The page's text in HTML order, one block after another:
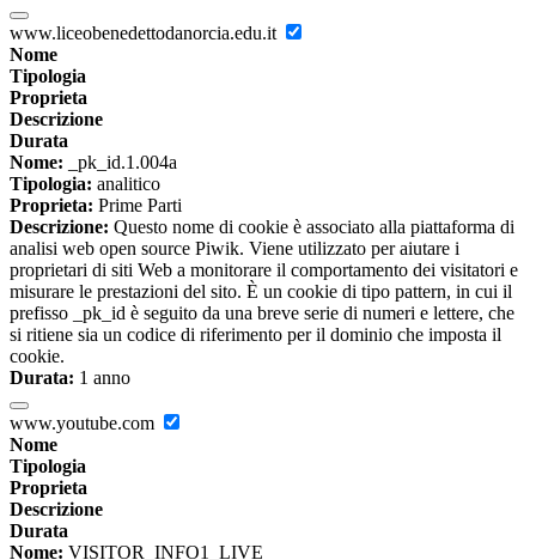
www.liceobenedettodanorcia.edu.it
Nome
Tipologia
Proprieta
Descrizione
Durata
Nome: _pk_id.1.004a
Tipologia: analitico
Proprieta: Prime Parti
Descrizione: Questo nome di cookie è associato alla piattaforma di
analisi web open source Piwik. Viene utilizzato per aiutare i
proprietari di siti Web a monitorare il comportamento dei visitatori e
misurare le prestazioni del sito. È un cookie di tipo pattern, in cui il
prefisso _pk_id è seguito da una breve serie di numeri e lettere, che
si ritiene sia un codice di riferimento per il dominio che imposta il
cookie.
Durata: 1 anno
www.youtube.com
Nome
Tipologia
Proprieta
Descrizione
Durata
Nome: VISITOR_INFO1_LIVE